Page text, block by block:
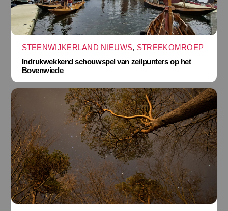
STEENWIJKERLAND NIEUWS, STREEKOMROEP
Indrukwekkend schouwspel van zeilpunters op het
Bovenwiede